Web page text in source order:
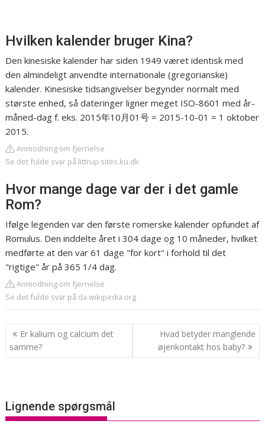
Hvilken kalender bruger Kina?
Den kinesiske kalender har siden 1949 været identisk med
den almindeligt anvendte internationale (gregorianske)
kalender. Kinesiske tidsangivelser begynder normalt med
største enhed, så dateringer ligner meget ISO-8601 med år-
måned-dag f. eks. 2015年10月01号 = 2015-10-01 = 1 oktober
2015.
Anmodning om fjernelse
Se det fulde svar på littrup.sites.ku.dk
Hvor mange dage var der i det gamle
Rom?
Ifølge legenden var den første romerske kalender opfundet af
Romulus. Den inddelte året i 304 dage og 10 måneder, hvilket
medførte at den var 61 dage "for kort" i forhold til det
"rigtige" år på 365 1/4 dag.
Anmodning om fjernelse
Se det fulde svar på da.wikipedia.org
Indlægsnavigation
Er kalium og calcium det
samme?
Hvad betyder manglende
øjenkontakt hos baby?
Lignende spørgsmål